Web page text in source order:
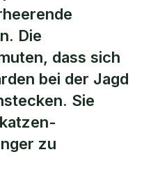
Die
dass sich
bei der Jagd
Sie
zu